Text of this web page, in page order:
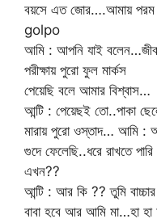
বয়সে এত জোর….আমায়
golpo
আমি : আপনি যাই
পরীক্ষায় পুরো ফুল মার্কস
পেয়েছি বলে আমার বিশ্বাস…
আন্টি : পেয়েছই তো..পাকা
মারায় পুরো ওস্তাদ… আমি :
গুদে ফেলেছি..ধরে রাখতে
এখন??
আন্টি : আর কি ?? তুমি বাচ্চার
বাবা হবে আর আমি মা…হা